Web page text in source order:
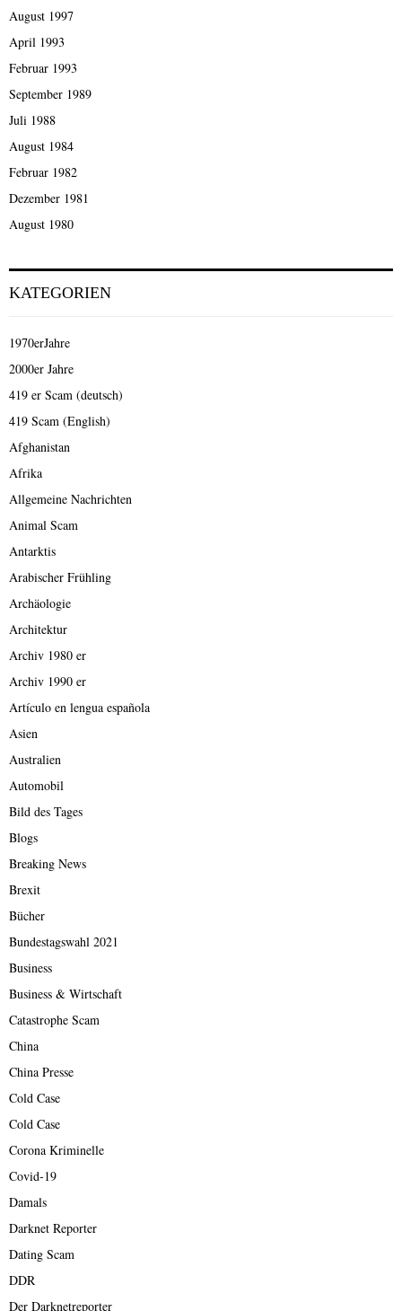
August 1997
April 1993
Februar 1993
September 1989
Juli 1988
August 1984
Februar 1982
Dezember 1981
August 1980
KATEGORIEN
1970erJahre
2000er Jahre
419 er Scam (deutsch)
419 Scam (English)
Afghanistan
Afrika
Allgemeine Nachrichten
Animal Scam
Antarktis
Arabischer Frühling
Archäologie
Architektur
Archiv 1980 er
Archiv 1990 er
Artículo en lengua española
Asien
Australien
Automobil
Bild des Tages
Blogs
Breaking News
Brexit
Bücher
Bundestagswahl 2021
Business
Business & Wirtschaft
Catastrophe Scam
China
China Presse
Cold Case
Cold Case
Corona Kriminelle
Covid-19
Damals
Darknet Reporter
Dating Scam
DDR
Der Darknetreporter